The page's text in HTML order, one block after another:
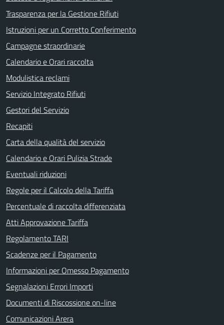
Trasparenza per la Gestione Rifiuti
Istruzioni per un Corretto Conferimento
Campagne straordinarie
Calendario e Orari raccolta
Modulistica reclami
Servizio Integrato Rifiuti
Gestori del Servizio
Recapiti
Carta della qualità del servizio
Calendario e Orari Pulizia Strade
Eventuali riduzioni
Regole per il Calcolo della Tariffa
Percentuale di raccolta differenziata
Atti Approvazione Tariffa
Regolamento TARI
Scadenze per il Pagamento
Informazioni per Omesso Pagamento
Segnalazioni Errori Importi
Documenti di Riscossione on-line
Comunicazioni Arera